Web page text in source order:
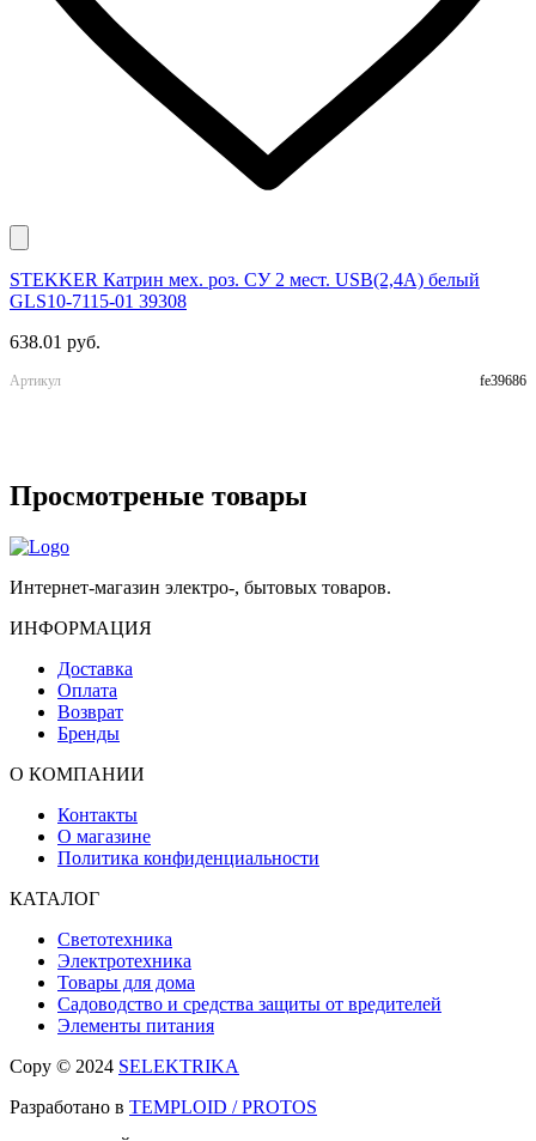
STEKKER Катрин мех. роз. СУ 2 мест. USB(2,4А) белый
GLS10-7115-01 39308
638.01 руб.
Артикул fe39686
Просмотреные товары
Интернет-магазин электро-, бытовых товаров.
ИНФОРМАЦИЯ
Доставка
Оплата
Возврат
Бренды
О КОМПАНИИ
Контакты
О магазине
Политика конфиденциальности
КАТАЛОГ
Светотехника
Электротехника
Товары для дома
Садоводство и средства защиты от вредителей
Элементы питания
Copy © 2024 SELEKTRIKA
Разработано в TEMPLOID / PROTOS